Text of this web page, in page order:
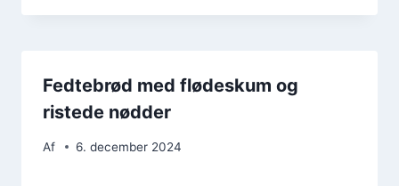
Fedtebrød med flødeskum og
ristede nødder
Af 6. december 2024